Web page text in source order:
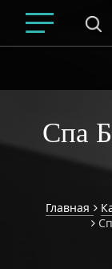
Спа
Главная